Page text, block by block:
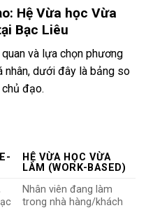
Hệ Vừa học Vừa
Bạc Liêu
và lựa chọn phương
nhân, dưới đây là bảng so
đạo.
HỆ VỪA HỌC VỪA
LÀM (WORK-BASED)
Nhân viên đang làm
trong nhà hàng/khách